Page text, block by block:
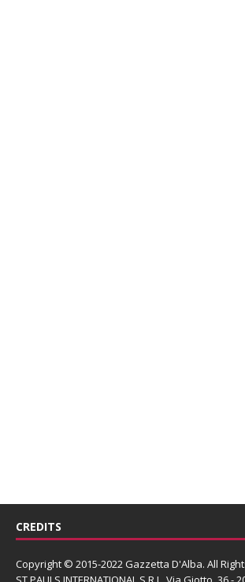
CREDITS
Copyright © 2015-2022 Gazzetta D'Alba. All